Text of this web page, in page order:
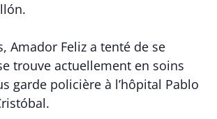
Amador Feliz a tenté de se
trouve actuellement en soins
garde policière à l’hôpital Pablo